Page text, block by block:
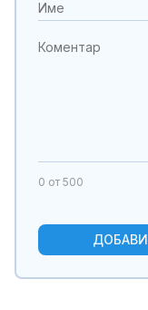
0 от 500
ДОБАВИ